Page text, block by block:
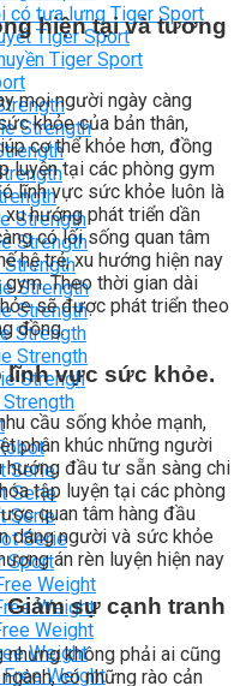
có tựa lưng Tiger Sport
Tiger Sport
Tiger Sport
Strength
Strength
Strength
Strength
Strength
Strength
Strength
Strengh
Serie
Serie
Serie
Serie
Sport
Weight
Weight
Weight
Weight
Weight
hiện tại và tương
mọi người ngày càng
khỏe của bản thân,
cơ thể khỏe hơn, đồng
luyện tại các phòng gym
lĩnh vực sức khỏe luôn là
hướng phát triển dần
có lối sống quan tâm
hệ trẻ, xu hướng hiện nay
Theo thời gian dài
sẽ được phát triển theo
đồng.
lĩnh vực sức khỏe.
cầu sống khỏe mạnh,
phân khúc những người
hướng đầu tư sẵn sàng chi
tập luyện tại các phòng
quan tâm hàng đầu
dáng người và sức khỏe
án rèn luyện hiện nay
Giảm sự cạnh tranh
nhưng không phải ai cũng
có những rào cản